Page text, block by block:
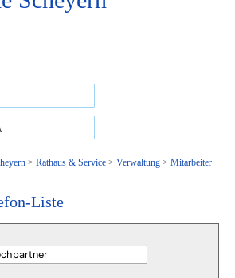
zur Startseite springen.
> Rathaus & Service> Verwaltung> Mitarbeiter
Liste